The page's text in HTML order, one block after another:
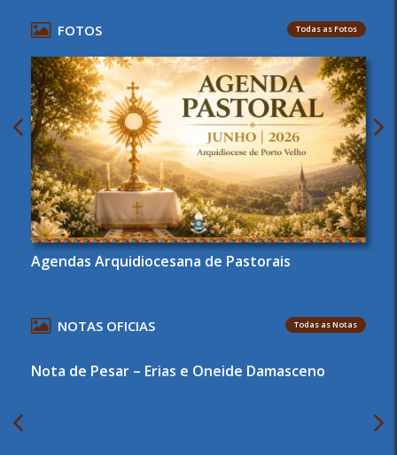
FOTOS Todas as Fotos
Agendas Arquidiocesana de Pastorais
NOTAS OFICIAS Todas as Notas
Nota de Pesar – Erias e Oneide Damasceno